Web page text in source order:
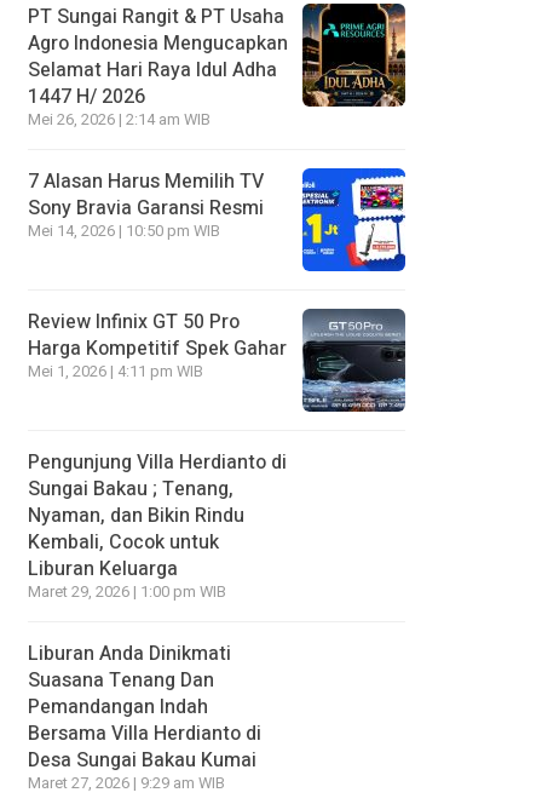
PT Sungai Rangit & PT Usaha
Agro Indonesia Mengucapkan
Selamat Hari Raya Idul Adha
1447 H/ 2026
Mei 26, 2026 | 2:14 am WIB
7 Alasan Harus Memilih TV
Sony Bravia Garansi Resmi
Mei 14, 2026 | 10:50 pm WIB
Review Infinix GT 50 Pro
Harga Kompetitif Spek Gahar
Mei 1, 2026 | 4:11 pm WIB
Pengunjung Villa Herdianto di
Sungai Bakau ; Tenang,
Nyaman, dan Bikin Rindu
Kembali, Cocok untuk
Liburan Keluarga
Maret 29, 2026 | 1:00 pm WIB
Liburan Anda Dinikmati
Suasana Tenang Dan
Pemandangan Indah
Bersama Villa Herdianto di
Desa Sungai Bakau Kumai
Maret 27, 2026 | 9:29 am WIB